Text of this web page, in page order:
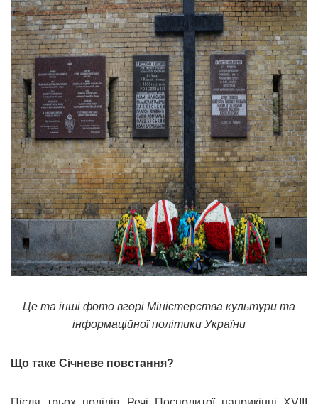
Це та інші фото вгорі Міністерства культури та
інформаційної політики України
Що таке Січневе повстання?